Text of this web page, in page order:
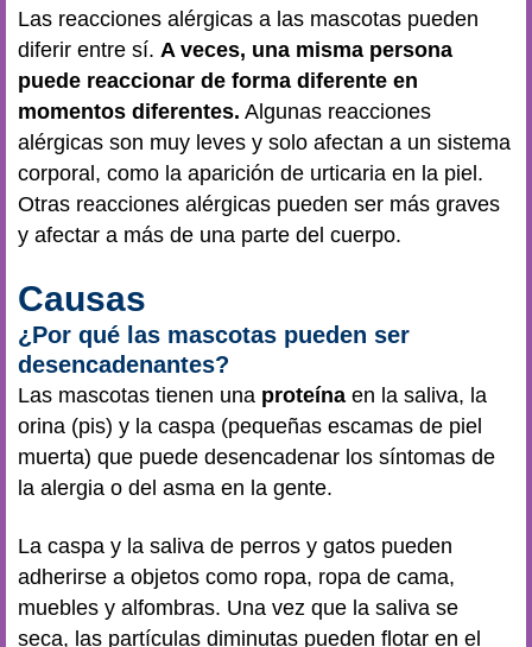
Las reacciones alérgicas a las mascotas pueden
diferir entre sí. A veces, una misma persona
puede reaccionar de forma diferente en
momentos diferentes. Algunas reacciones
alérgicas son muy leves y solo afectan a un sistema
corporal, como la aparición de urticaria en la piel.
Otras reacciones alérgicas pueden ser más graves
y afectar a más de una parte del cuerpo.
Causas
¿Por qué las mascotas pueden ser
desencadenantes?
Las mascotas tienen una proteína en la saliva, la
orina (pis) y la caspa (pequeñas escamas de piel
muerta) que puede desencadenar los síntomas de
la alergia o del asma en la gente.
La caspa y la saliva de perros y gatos pueden
adherirse a objetos como ropa, ropa de cama,
muebles y alfombras. Una vez que la saliva se
seca, las partículas diminutas pueden flotar en el